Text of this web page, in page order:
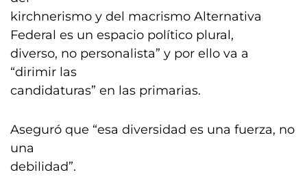
kirchnerismo y del macrismo Alternativa
Federal es un espacio político plural,
diverso, no personalista” y por ello va a
“dirimir las
candidaturas” en las primarias.
Aseguró que “esa diversidad es una fuerza, no
una
debilidad”.